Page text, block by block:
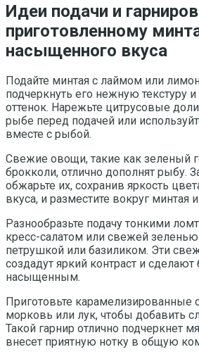
Идеи подачи и
приготовленному
насыщенного вкуса
Подайте минтая с лаймом или
подчеркнуть его нежную текстуру
оттенок. Нарежьте цитрусовые
рыбе перед подачей или
вместе с рыбой.
Свежие овощи, такие как зеленый
брокколи, отлично дополнят рыбу.
обжарьте их, сохранив яркость
вкуса, и разместите вокруг минтая
Разнообразьте подачу тонкими
кресс-салатом или свежей
петрушкой или базиликом. Эти
создадут яркий контраст и
насыщенным.
Приготовьте карамелизированные
морковь или лук, чтобы добавить
Такой гарнир отлично подчеркнет
внесет приятную нотку в общую